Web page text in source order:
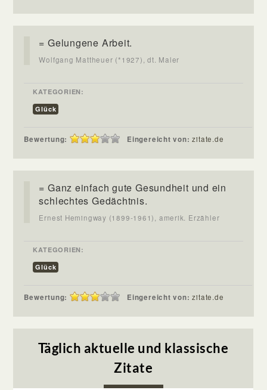
= Gelungene Arbeit.
Wolfgang Mattheuer (*1927), dt. Maler
KATEGORIEN:
Glück
Bewertung: Eingereicht von:zitate.de
= Ganz einfach gute Gesundheit und ein
schlechtes Gedächtnis.
Ernest Hemingway (1899-1961), amerik. Erzähler
KATEGORIEN:
Glück
Bewertung: Eingereicht von:zitate.de